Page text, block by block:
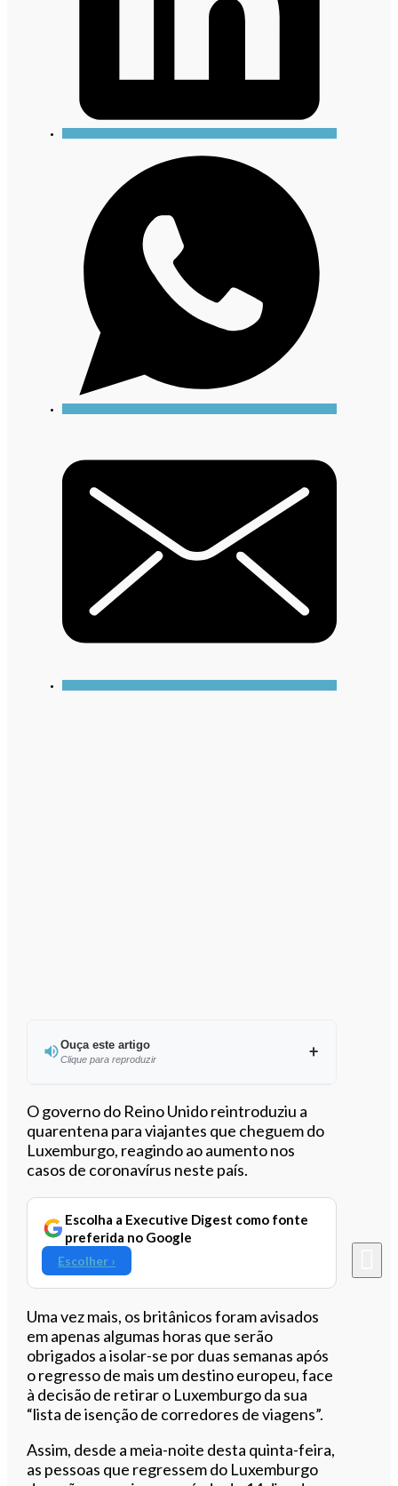
Ouça este artigo
Clique para reproduzir
Ouvir este artigo
O governo do Reino Unido reintroduziu a
quarentena para viajantes que cheguem do
Luxemburgo, reagindo ao aumento nos
casos de coronavírus neste país.
Escolha a Executive Digest como fonte
preferida no Google
Escolher ›
Uma vez mais, os britânicos foram avisados ​​
em apenas algumas horas que serão
obrigados a isolar-se por duas semanas após
o regresso de mais um destino europeu, face
à decisão de retirar o Luxemburgo da sua
“lista de isenção de corredores de viagens”.
Assim, desde a meia-noite desta quinta-feira,
as pessoas que regressem do Luxemburgo